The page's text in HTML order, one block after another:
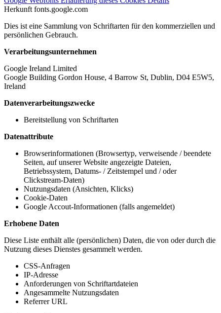
Herkunft fonts.google.com
Dies ist eine Sammlung von Schriftarten für den kommerziellen und
persönlichen Gebrauch.
Verarbeitungsunternehmen
Google Ireland Limited
Google Building Gordon House, 4 Barrow St, Dublin, D04 E5W5,
Ireland
Datenverarbeitungszwecke
Bereitstellung von Schriftarten
Datenattribute
Browserinformationen (Browsertyp, verweisende / beendete
Seiten, auf unserer Website angezeigte Dateien,
Betriebssystem, Datums- / Zeitstempel und / oder
Clickstream-Daten)
Nutzungsdaten (Ansichten, Klicks)
Cookie-Daten
Google Accout-Informationen (falls angemeldet)
Erhobene Daten
Diese Liste enthält alle (persönlichen) Daten, die von oder durch die
Nutzung dieses Dienstes gesammelt werden.
CSS-Anfragen
IP-Adresse
Anforderungen von Schriftartdateien
Angesammelte Nutzungsdaten
Referrer URL